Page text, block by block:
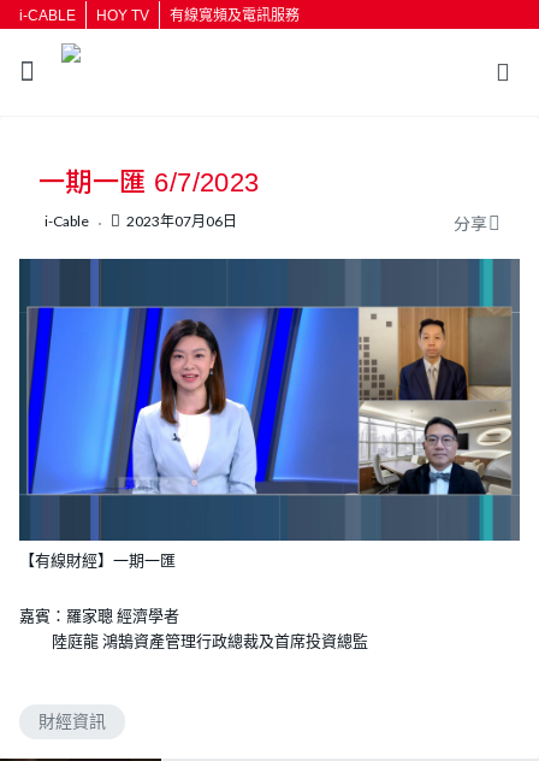
i-CABLE HOY TV 有線寬頻及電訊服務
一期一匯 6/7/2023
i-Cable 2023年07月06日 分享
【有線財經】一期一匯
嘉賓：羅家聰 經濟學者
陸庭龍 鴻鵠資產管理行政總裁及首席投資總監
財經資訊